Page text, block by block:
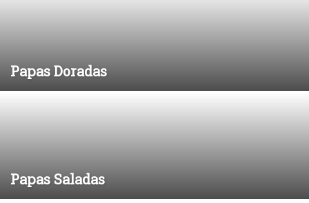
Papas Doradas
Papas Saladas